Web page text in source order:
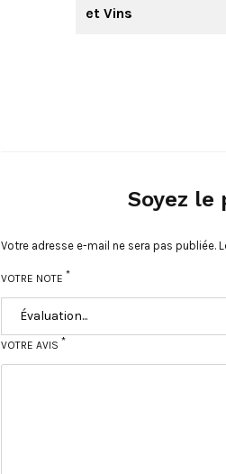
et Vins
Soyez le
Votre adresse e-mail ne sera pas publiée.
VOTRE NOTE *
VOTRE AVIS *